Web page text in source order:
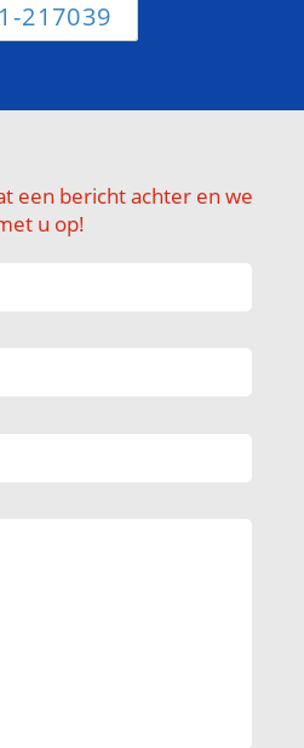
217039
een bericht achter en we
u op!